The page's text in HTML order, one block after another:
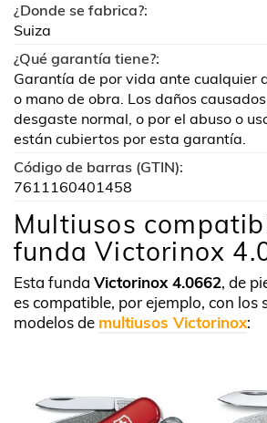
¿Donde se fabrica?:
Suiza
¿Qué garantía tiene?:
Garantía de por vida ante cualquier
o mano de obra. Los daños
desgaste normal, o por el abuso o
están cubiertos por esta garantía.
Código de barras (GTIN):
7611160401458
Multiusos
funda Victorinox
Esta funda Victorinox 4.0662, de
es compatible, por ejemplo, con los
modelos de multiusos Victorinox: